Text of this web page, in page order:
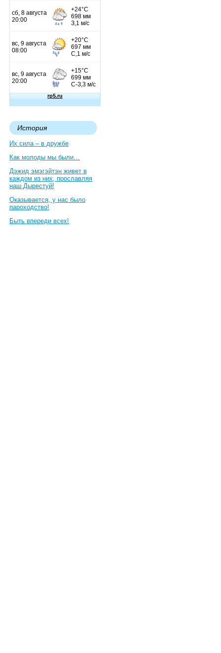
История
Их сила – в дружбе
Как молоды мы были…
Дэжид эмэгэйтэн живет в
каждом из них, прославляя
наш Дырестуй!
Оказывается, у нас было
пароходство!
Быть впереди всех!